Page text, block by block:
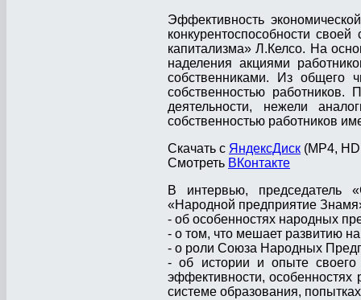
Эффективность
конкурентоспособности
капитализма» Л.Келсо. На
наделения акциями
собственниками. Из
собственностью работников.
деятельности, нежели
собственностью работников
Скачать с ЯндексДиск (MP4,
Смотреть ВКонтакте
В интервью, председатель
«Народной предприятие
- об особенностях народных
- о том, что мешает развитию
- о роли Союза Народных
- об истории и опыте своего
эффективности, особенностях
системе образования,